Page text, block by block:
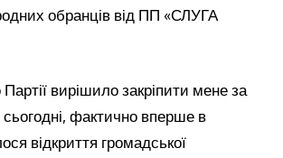
обранців від ПП «СЛУГА
вирішило закріпити мене за
сьогодні, фактично вперше в
відкриття громадської